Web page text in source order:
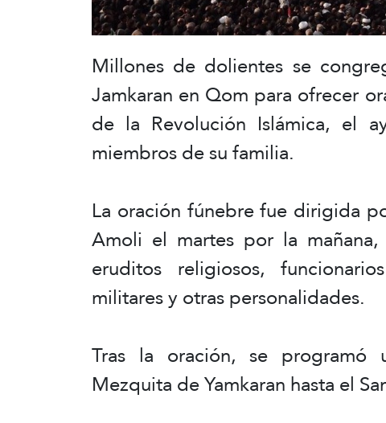
Millones de dolientes se
Jamkaran en Qom para ofrecer
de la Revolución Islámica, el
miembros de su familia.
La oración fúnebre fue dirigida
Amoli el martes por la
eruditos religiosos,
militares y otras personalidades.
Tras la oración, se programó
Mezquita de Yamkaran hasta el